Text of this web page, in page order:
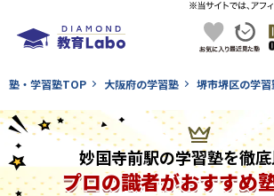
塾・学習塾TOP 大阪府の学習塾 堺市堺区の学習
妙国寺前駅の学習塾を徹
プロの識者がおすすめ